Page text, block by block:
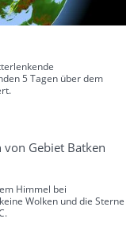
5 Tagen über dem
Gebiet Batken
Himmel bei
Wolken und die Sterne